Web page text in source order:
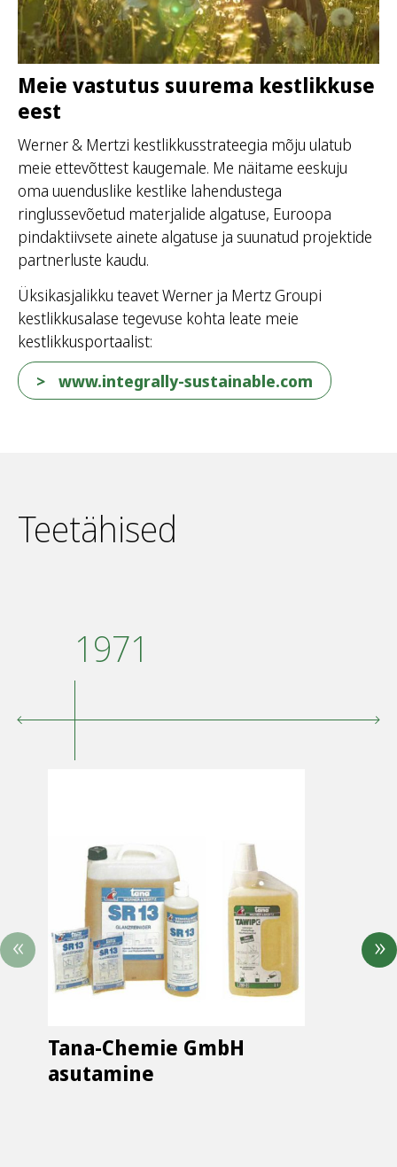
Meie vastutus suurema kestlikkuse
eest
Werner & Mertzi kestlikkusstrateegia mõju ulatub
meie ettevõttest kaugemale. Me näitame eeskuju
oma uuenduslike kestlike lahendustega
ringlussevõetud materjalide algatuse, Euroopa
pindaktiivsete ainete algatuse ja suunatud projektide
partnerluste kaudu.
Üksikasjalikku teavet Werner ja Mertz Groupi
kestlikkusalase tegevuse kohta leate meie
kestlikkusportaalist:
www.integrally-sustainable.com
Teetähised
1971
Tana-Chemie GmbH
asutamine